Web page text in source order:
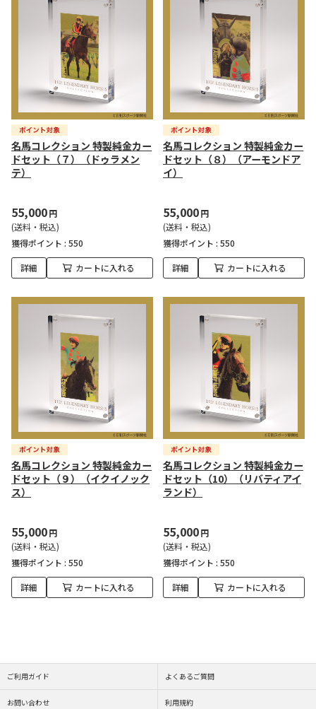
名馬コレクション 特製純金カー
ドセット（７）（ドゥラメン
テ）
55,000円
(送料・税込)
獲得ポイント : 550
詳細 カートに入れる
名馬コレクション 特製純金カー
ドセット（８）（アーモンドア
イ）
55,000円
(送料・税込)
獲得ポイント : 550
詳細 カートに入れる
名馬コレクション 特製純金カー
ドセット（９）（イクイノック
ス）
55,000円
(送料・税込)
獲得ポイント : 550
詳細 カートに入れる
名馬コレクション 特製純金カー
ドセット（10）（リバティアイ
ランド）
55,000円
(送料・税込)
獲得ポイント : 550
詳細 カートに入れる
ご利用ガイド よくあるご質問
お問い合わせ 利用規約